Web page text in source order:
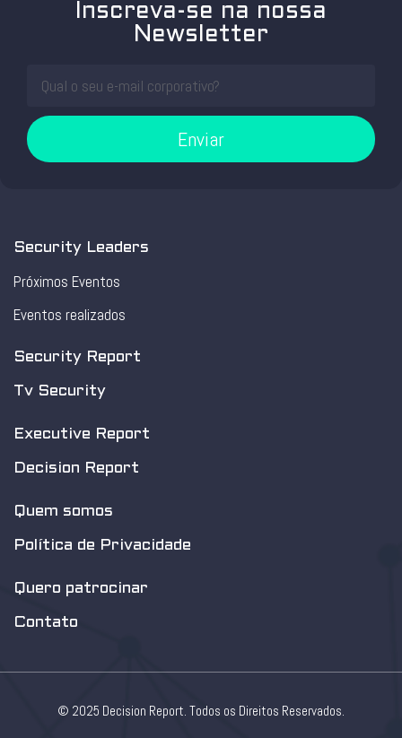
Inscreva-se na nossa
Newsletter
Enviar
Security Leaders
Próximos Eventos
Eventos realizados
Security Report
Tv Security
Executive Report
Decision Report
Quem somos
Política de Privacidade
Quero patrocinar
Contato
© 2025 Decision Report. Todos os Direitos Reservados.